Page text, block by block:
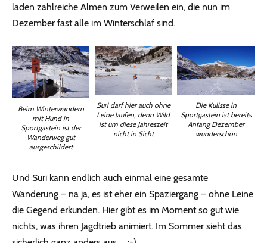
laden zahlreiche Almen zum Verweilen ein, die nun im
Dezember fast alle im Winterschlaf sind.
Beim Winterwandern
mit Hund in
Sportgastein ist der
Wanderweg gut
ausgeschildert
Suri darf hier auch ohne
Leine laufen, denn Wild
ist um diese Jahreszeit
nicht in Sicht
Die Kulisse in
Sportgastein ist bereits
Anfang Dezember
wunderschön
Und Suri kann endlich auch einmal eine gesamte
Wanderung – na ja, es ist eher ein Spaziergang – ohne Leine
die Gegend erkunden. Hier gibt es im Moment so gut wie
nichts, was ihren Jagdtrieb animiert. Im Sommer sieht das